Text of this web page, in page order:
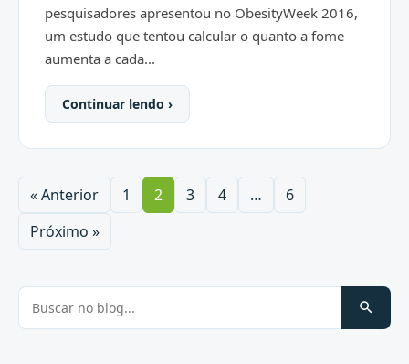
pesquisadores apresentou no ObesityWeek 2016,
um estudo que tentou calcular o quanto a fome
aumenta a cada...
Continuar lendo ›
« Anterior 1 2 3 4 …
6
Próximo »